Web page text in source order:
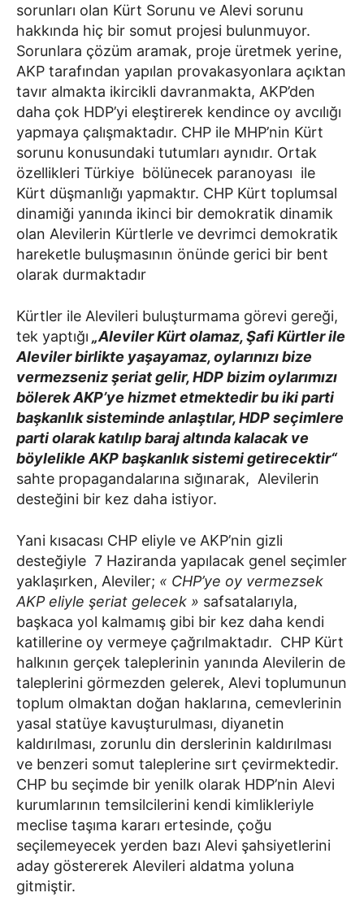
sorunları olan Kürt Sorunu ve Alevi sorunu
hakkında hiç bir somut projesi bulunmuyor.
Sorunlara çözüm aramak, proje üretmek yerine,
AKP tarafından yapılan provakasyonlara açıktan
tavır almakta ikircikli davranmakta, AKP’den
daha çok HDP’yi eleştirerek kendince oy avcılığı
yapmaya çalışmaktadır. CHP ile MHP’nin Kürt
sorunu konusundaki tutumları aynıdır. Ortak
özellikleri Türkiye bölünecek paranoyası ile
Kürt düşmanlığı yapmaktır. CHP Kürt toplumsal
dinamiği yanında ikinci bir demokratik dinamik
olan Alevilerin Kürtlerle ve devrimci demokratik
hareketle buluşmasının önünde gerici bir bent
olarak durmaktadır
Kürtler ile Alevileri buluşturmama görevi gereği,
tek yaptığı „Aleviler Kürt olamaz, Şafi Kürtler ile
Aleviler birlikte yaşayamaz, oylarınızı bize
vermezseniz şeriat gelir, HDP bizim oylarımızı
bölerek AKP’ye hizmet etmektedir bu iki parti
başkanlık sisteminde anlaştılar, HDP seçimlere
parti olarak katılıp baraj altında kalacak ve
böylelikle AKP başkanlık sistemi getirecektir“
sahte propagandalarına sığınarak, Alevilerin
desteğini bir kez daha istiyor.
Yani kısacası CHP eliyle ve AKP’nin gizli
desteğiyle 7 Haziranda yapılacak genel seçimler
yaklaşırken, Aleviler; « CHP’ye oy vermezsek
AKP eliyle şeriat gelecek » safsatalarıyla,
başkaca yol kalmamış gibi bir kez daha kendi
katillerine oy vermeye çağrılmaktadır. CHP Kürt
halkının gerçek taleplerinin yanında Alevilerin de
taleplerini görmezden gelerek, Alevi toplumunun
toplum olmaktan doğan haklarına, cemevlerinin
yasal statüye kavuşturulması, diyanetin
kaldırılması, zorunlu din derslerinin kaldırılması
ve benzeri somut taleplerine sırt çevirmektedir.
CHP bu seçimde bir yenilk olarak HDP’nin Alevi
kurumlarının temsilcilerini kendi kimlikleriyle
meclise taşıma kararı ertesinde, çoğu
seçilemeyecek yerden bazı Alevi şahsiyetlerini
aday göstererek Alevileri aldatma yoluna
gitmiştir.